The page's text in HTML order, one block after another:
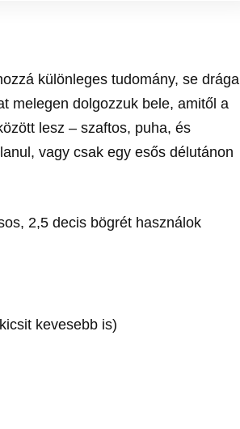
különleges tudomány, se drága
melegen dolgozzuk bele, amitől a
lesz – szaftos, puha, és
vagy csak egy esős délutánon
2,5 decis bögrét használok
kevesebb is)